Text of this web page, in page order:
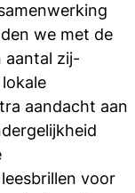
we met de
aantal zij-
aandacht aan
voor